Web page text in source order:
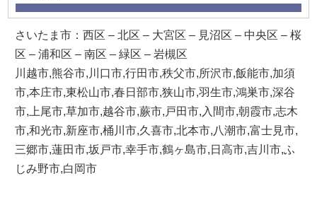
さいたま市：西区 – 北区 – 大宮区 – 見沼区 – 中央区 – 桜
区 – 浦和区 – 南区 – 緑区 – 岩槻区
川越市,熊谷市,川口市,行田市,秩父市,所沢市,飯能市,加須
市,本庄市,東松山市,春日部市,狭山市,羽生市,鴻巣市,深谷
市,上尾市,草加市,越谷市,蕨市,戸田市,入間市,朝霞市,志木
市,和光市,新座市,桶川市,久喜市,北本市,八潮市,富士見市,
三郷市,蓮田市,坂戸市,幸手市,鶴ヶ島市,日高市,吉川市,ふ
じみ野市,白岡市